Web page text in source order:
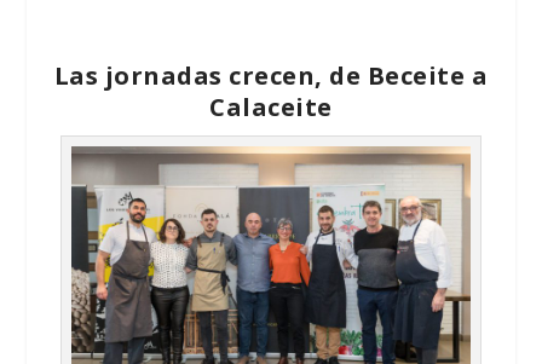
Las jornadas crecen, de Beceite a
Calaceite